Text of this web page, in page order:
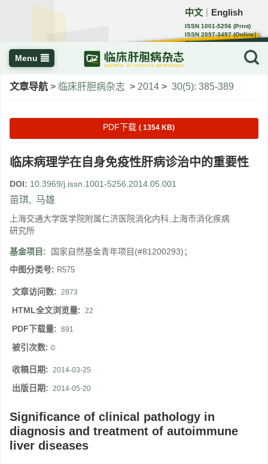
中文 English
ISSN 1001-5256 (Print)
ISSN 2097-3497 (Online)
CN 22-1108/R
Menu
文章导航 > 临床肝胆病杂志 > 2014 > 30(5): 385-389
PDF下载 ( 1354 KB)
临床病理学在自身免疫性肝病诊治中的重要性
DOI: 10.3969/j.issn.1001-5256.2014.05.001
苗琪, 马雄
上海交通大学医学院附属仁济医院消化内科,上海市消化疾病
研究所
基金项目:
国家自然基金青年项目(#81200293)；
中图分类号: R575
文章访问数: 2873
HTML全文浏览量: 22
PDF下载量: 891
被引次数: 0
收稿日期: 2014-03-25
出版日期: 2014-05-20
Significance of clinical pathology in
diagnosis and treatment of autoimmune
liver diseases